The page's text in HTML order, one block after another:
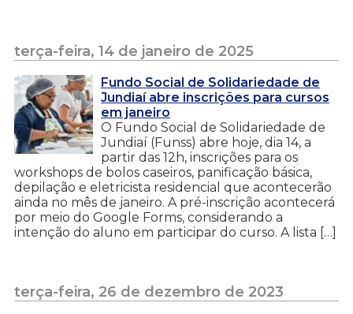
terça-feira, 14 de janeiro de 2025
Fundo Social de Solidariedade de
Jundiaí abre inscrições para cursos
em janeiro
O Fundo Social de Solidariedade de
Jundiaí (Funss) abre hoje, dia 14, a
partir das 12h, inscrições para os
workshops de bolos caseiros, panificação básica,
depilação e eletricista residencial que acontecerão
ainda no mês de janeiro. A pré-inscrição acontecerá
por meio do Google Forms, considerando a
intenção do aluno em participar do curso. A lista […]
terça-feira, 26 de dezembro de 2023